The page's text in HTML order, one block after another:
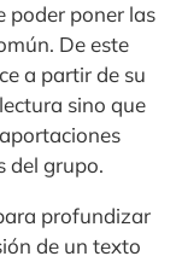
poder poner las
De este
a partir de su
sino que
del grupo.
profundizar
de un texto